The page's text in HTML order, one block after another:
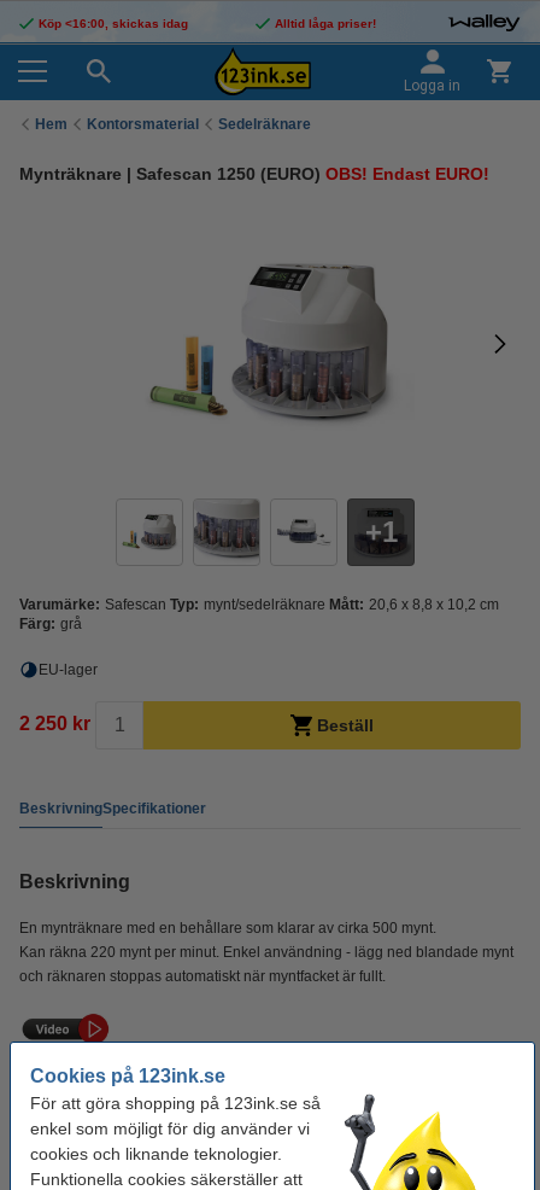
Cookies på 123ink.se
För att göra shopping på 123ink.se så
enkel som möjligt för dig använder vi
cookies och liknande teknologier.
Funktionella cookies säkerställer att
Köp <16:00, skickas idag Alltid låga priser!
Logga in
Hem Kontorsmaterial Sedelräknare
Mynträknare | Safescan 1250 (EURO) OBS! Endast EURO!
1
Varumärke: Safescan Typ: mynt/sedelräknare Mått: 20,6 x 8,8 x 10,2 cm
Färg: grå
EU-lager
2 250 kr Beställ
BeskrivningSpecifikationer
Beskrivning
En mynträknare med en behållare som klarar av cirka 500 mynt.
Kan räkna 220 mynt per minut. Enkel användning - lägg ned blandade mynt
och räknaren stoppas automatiskt när myntfacket är fullt.
Specifikationer
Varumärke: Safescan